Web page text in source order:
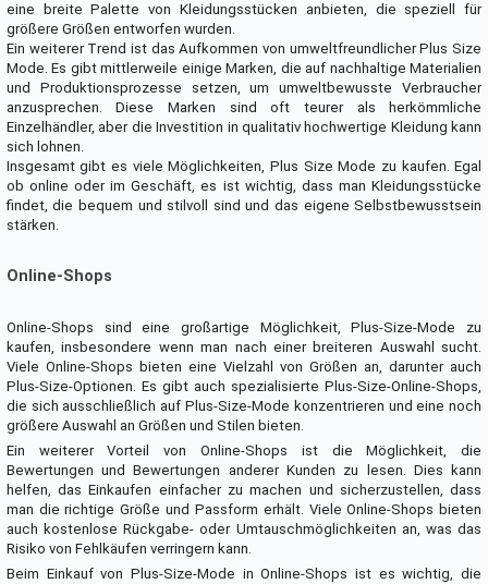
eine breite Palette von Kleidungsstücken anbieten, die speziell für
größere Größen entworfen wurden.
Ein weiterer Trend ist das Aufkommen von umweltfreundlicher Plus Size
Mode. Es gibt mittlerweile einige Marken, die auf nachhaltige Materialien
und Produktionsprozesse setzen, um umweltbewusste Verbraucher
anzusprechen. Diese Marken sind oft teurer als herkömmliche
Einzelhändler, aber die Investition in qualitativ hochwertige Kleidung kann
sich lohnen.
Insgesamt gibt es viele Möglichkeiten, Plus Size Mode zu kaufen. Egal
ob online oder im Geschäft, es ist wichtig, dass man Kleidungsstücke
findet, die bequem und stilvoll sind und das eigene Selbstbewusstsein
stärken.
Online-Shops
Online-Shops sind eine großartige Möglichkeit, Plus-Size-Mode zu
kaufen, insbesondere wenn man nach einer breiteren Auswahl sucht.
Viele Online-Shops bieten eine Vielzahl von Größen an, darunter auch
Plus-Size-Optionen. Es gibt auch spezialisierte Plus-Size-Online-Shops,
die sich ausschließlich auf Plus-Size-Mode konzentrieren und eine noch
größere Auswahl an Größen und Stilen bieten.
Ein weiterer Vorteil von Online-Shops ist die Möglichkeit, die
Bewertungen und Bewertungen anderer Kunden zu lesen. Dies kann
helfen, das Einkaufen einfacher zu machen und sicherzustellen, dass
man die richtige Größe und Passform erhält. Viele Online-Shops bieten
auch kostenlose Rückgabe- oder Umtauschmöglichkeiten an, was das
Risiko von Fehlkäufen verringern kann.
Beim Einkauf von Plus-Size-Mode in Online-Shops ist es wichtig, die